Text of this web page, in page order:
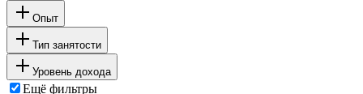
Опыт
Тип занятости
Уровень дохода
Ещё фильтры